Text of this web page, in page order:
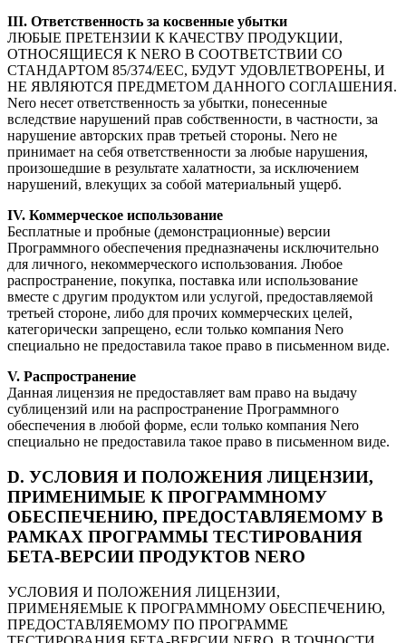
III. Ответственность за косвенные убытки
ЛЮБЫЕ ПРЕТЕНЗИИ К КАЧЕСТВУ ПРОДУКЦИИ,
ОТНОСЯЩИЕСЯ К NERO В СООТВЕТСТВИИ СО
СТАНДАРТОМ 85/374/EEC, БУДУТ УДОВЛЕТВОРЕНЫ, И
НЕ ЯВЛЯЮТСЯ ПРЕДМЕТОМ ДАННОГО СОГЛАШЕНИЯ.
Nero несет ответственность за убытки, понесенные
вследствие нарушений прав собственности, в частности, за
нарушение авторских прав третьей стороны. Nero не
принимает на себя ответственности за любые нарушения,
произошедшие в результате халатности, за исключением
нарушений, влекущих за собой материальный ущерб.
IV. Коммерческое использование
Бесплатные и пробные (демонстрационные) версии
Программного обеспечения предназначены исключительно
для личного, некоммерческого использования. Любое
распространение, покупка, поставка или использование
вместе с другим продуктом или услугой, предоставляемой
третьей стороне, либо для прочих коммерческих целей,
категорически запрещено, если только компания Nero
специально не предоставила такое право в письменном виде.
V. Распространение
Данная лицензия не предоставляет вам право на выдачу
сублицензий или на распространение Программного
обеспечения в любой форме, если только компания Nero
специально не предоставила такое право в письменном виде.
D. УСЛОВИЯ И ПОЛОЖЕНИЯ ЛИЦЕНЗИИ,
ПРИМЕНИМЫЕ К ПРОГРАММНОМУ
ОБЕСПЕЧЕНИЮ, ПРЕДОСТАВЛЯЕМОМУ В
РАМКАХ ПРОГРАММЫ ТЕСТИРОВАНИЯ
БЕТА-ВЕРСИИ ПРОДУКТОВ NERO
УСЛОВИЯ И ПОЛОЖЕНИЯ ЛИЦЕНЗИИ,
ПРИМЕНЯЕМЫЕ К ПРОГРАММНОМУ ОБЕСПЕЧЕНИЮ,
ПРЕДОСТАВЛЯЕМОМУ ПО ПРОГРАММЕ